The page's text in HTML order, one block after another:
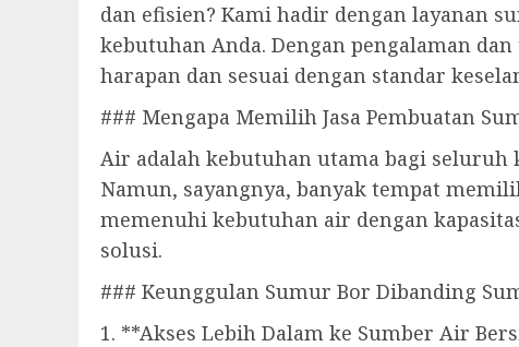
dan efisien? Kami hadir dengan layanan
kebutuhan Anda. Dengan pengalaman
harapan dan sesuai dengan standar
### Mengapa Memilih Jasa Pembuatan
Air adalah kebutuhan utama bagi seluruh
Namun, sayangnya, banyak tempat
memenuhi kebutuhan air dengan
solusi.
### Keunggulan Sumur Bor Dibanding
1. **Akses Lebih Dalam ke Sumber Air